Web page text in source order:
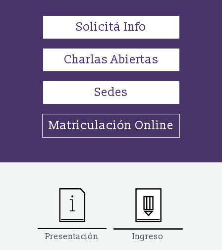
Solicitá Info
Charlas Abiertas
Sedes
Matriculación Online
Presentación Ingreso